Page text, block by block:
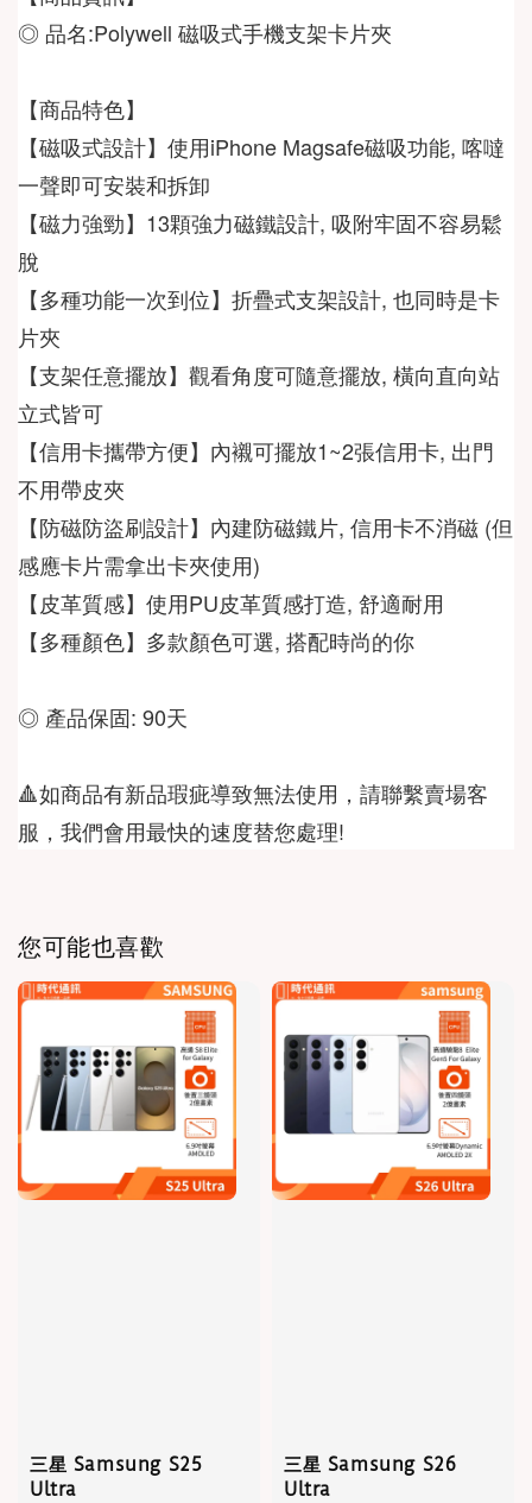
◎ 品名:Polywell 磁吸式手機支架卡片夾
【磁吸式設計】使用iPhone Magsafe磁吸功能, 喀噠
一聲即可安裝和拆卸
【磁力強勁】13顆強力磁鐵設計, 吸附牢固不容易鬆
脫
【多種功能一次到位】折疊式支架設計, 也同時是卡
片夾
【支架任意擺放】觀看角度可隨意擺放, 橫向直向站
立式皆可
【信用卡攜帶方便】內襯可擺放1~2張信用卡, 出門
不用帶皮夾
【防磁防盜刷設計】內建防磁鐵片, 信用卡不消磁 (但
感應卡片需拿出卡夾使用)
【皮革質感】使用PU皮革質感打造, 舒適耐用
【多種顏色】多款顏色可選, 搭配時尚的你
◎ 產品保固: 90天
🔺如商品有新品瑕疵導致無法使用，請聯繫賣場客
服，我們會用最快的速度替您處理!
您可能也喜歡
三星 Samsung S25
Ultra
三星 Samsung S26
Ultra